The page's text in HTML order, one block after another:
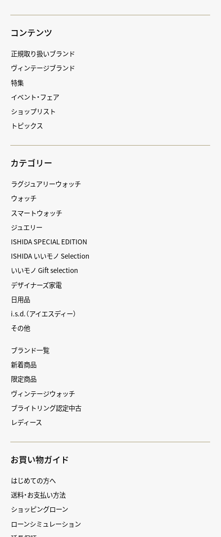
コンテンツ
正規取り扱いブランド
ヴィンテージブランド
特集
イベント・フェア
ショップリスト
トピックス
カテゴリー
ラグジュアリーウォッチ
ウォッチ
スマートウォッチ
ジュエリー
ISHIDA SPECIAL EDITION
ISHIDA いいモノ Selection
いいモノ Gift selection
デザイナーズ家電
日用品
i.s.d.（アイエスディー）
その他
ブランド一覧
新着商品
限定商品
ヴィンテージウォッチ
ブライトリング認定中古
レディース
お買い物ガイド
はじめての方へ
送料・お支払い方法
ショッピングローン
ローンシミュレーション